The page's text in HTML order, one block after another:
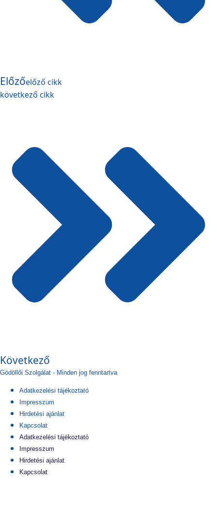
Előzőelőző cikk
következő cikk
Következő
Gödöllői Szolgálat - Minden jog fenntartva
Adatkezelési tájékoztató
Impresszum
Hirdetési ajánlat
Kapcsolat
Adatkezelési tájékoztató
Impresszum
Hirdetési ajánlat
Kapcsolat